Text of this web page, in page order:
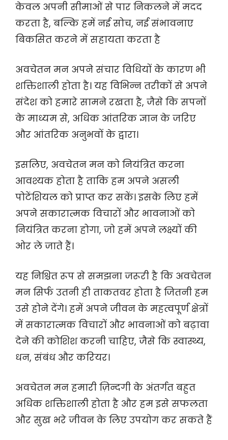
केवल अपनी सीमाओं से पार निकलने में मदद
करता है, बल्कि हमें नई सोच, नई संभावनाए
बिकसित करने में सहायता करता है
अवचेतन मन अपने संचार विधियों के कारण भी
शक्तिशाली होता है। यह विभिन्न तरीकों से अपने
संदेश को हमारे सामने रखता है, जैसे कि सपनों
के माध्यम से, अधिक आंतरिक ज्ञान के जरिए
और आंतरिक अनुभवों के द्वारा।
इसलिए, अवचेतन मन को नियंत्रित करना
आवश्यक होता है ताकि हम अपने असली
पोटेंशियल को प्राप्त कर सकें। इसके लिए हमें
अपने सकारात्मक विचारों और भावनाओं को
नियंत्रित करना होगा, जो हमें अपने लक्ष्यों की
ओर ले जाते हैं।
यह निश्चित रूप से समझना जरूरी है कि अवचेतन
मन सिर्फ उतनी ही ताकतवर होता है जितनी हम
उसे होने देंगे। हमें अपने जीवन के महत्वपूर्ण क्षेत्रों
में सकारात्मक विचारों और भावनाओं को बढ़ावा
देने की कोशिश करनी चाहिए, जैसे कि स्वास्थ्य,
धन, संबंध और करियर।
अवचेतन मन हमारी ज़िन्दगी के अंतर्गत बहुत
अधिक शक्तिशाली होता है और हम इसे सफलता
और सुख भरे जीवन के लिए उपयोग कर सकते हैं